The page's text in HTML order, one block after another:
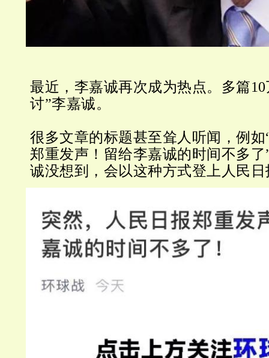
最近，李嘉诚再次成为热点。多篇
讨”李嘉诚。
很多文章的标题甚至耸人听闻，例
郑重发声！留给李嘉诚的时间不多了
诚没想到，会以这种方式登上人民日